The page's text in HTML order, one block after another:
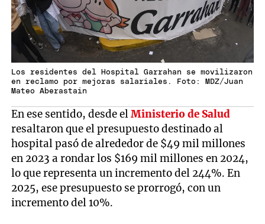
Los residentes del Hospital Garrahan se movilizaron
en reclamo por mejoras salariales. Foto: MDZ/Juan
Mateo Aberastain
En ese sentido, desde elMinisterio de Salud
resaltaron que el presupuesto destinado al
hospital pasó de alrededor de $49 mil millones
en 2023 a rondar los $169 mil millones en 2024,
lo que representa un incremento del 244%. En
2025, ese presupuesto se prorrogó, con un
incremento del 10%.